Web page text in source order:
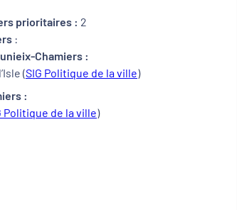
prioritaires : 2
:
Chamiers :
(SIG Politique de la ville)
:
Politique de la ville)